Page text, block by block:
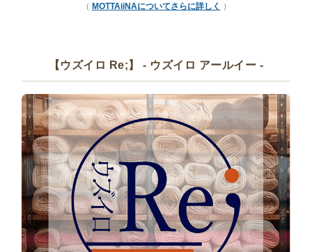
（ MOTTAiiNAについてさらに詳しく ）
【ウズイロ Re;】 - ウズイロ アールイー -